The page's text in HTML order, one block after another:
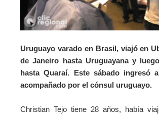
Uruguayo varado en Brasil, viajó en
de Janeiro hasta Uruguayana y
hasta Quaraí. Este sábado ingresó
acompañado por el cónsul uruguayo.
Christian Tejo tiene 28 años, había